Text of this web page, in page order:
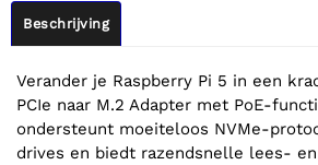
Beschrijving
Verander je Raspberry Pi 5 in een
PCIe naar M.2 Adapter met PoE-
ondersteunt moeiteloos NVMe-
drives en biedt razendsnelle lees-